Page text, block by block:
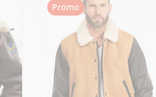
Promo